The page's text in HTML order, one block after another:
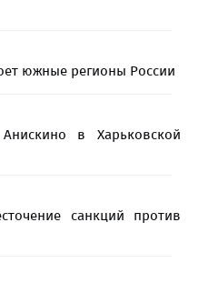
южные регионы России
в Харьковской
санкций против